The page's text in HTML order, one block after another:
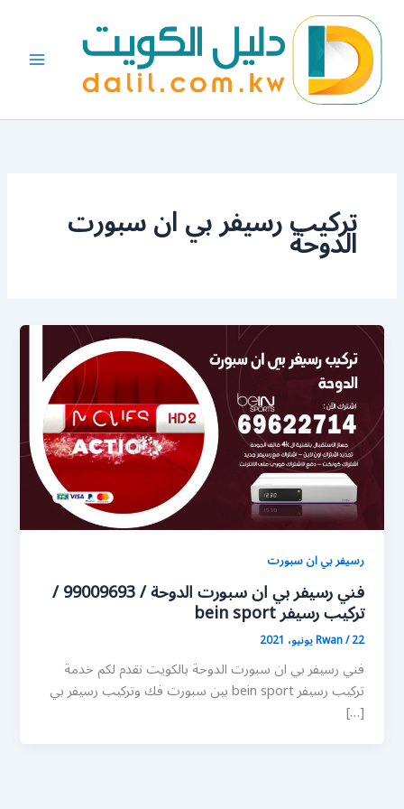
المحتوى
تركيب رسيفر بي ان سبورت
الدوحة
رسيفر بي ان سبورت
فني رسيفر بي ان سبورت الدوحة / 99009693 /
تركيب رسيفر bein sport
Rwan/22 يونيو، 2021
فني رسيفر بي ان سبورت الدوحة بالكويت نقدم لكم خدمة
تركيب رسيفر bein sport بين سبورت فك وتركيب رسيفر بي
[…]